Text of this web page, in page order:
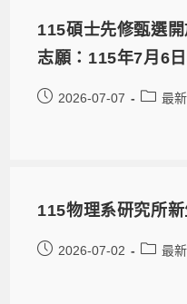
115碩士先修甄選
志願：115年7月6
2026-07-07 最
115物理系研究所
2026-07-02 最